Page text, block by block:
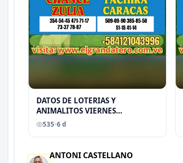
DATOS DE LOTERIAS Y
ANIMALITOS VIERNES
31/07/2026
535•6 d
ANTONI CASTELLANO